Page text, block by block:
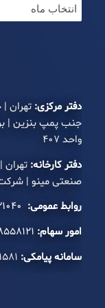
دفتر مرکزی: تهران
جنب پمپ بنزین |
واحد ۴۰۷
دفتر کارخانه:
صنعتی مینو | شرکت
روابط عمومی:
امور سهام: ۸۸۵۵۸۱۲۱ –
سامانه پیامکی: